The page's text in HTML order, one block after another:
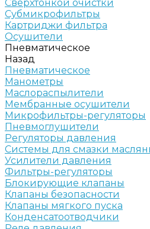
Сверхтонкой очистки
Субмикрофильтры
Картриджи фильтра
Осушители
Пневматическое
Назад
Пневматическое
Манометры
Маслораспылители
Мембранные осушители
Микрофильтры-регуляторы
Пневмоглушители
Регуляторы давления
Системы для смазки
Усилители давления
Фильтры-регуляторы
Блокирующие клапаны
Клапаны безопасности
Клапаны мягкого пуска
Конденсатоотводчики